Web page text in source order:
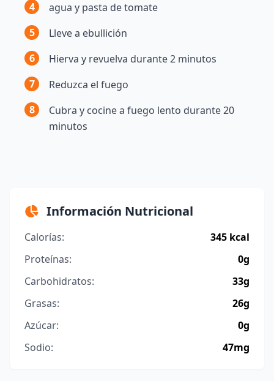
4
agua y pasta de tomate
5
Lleve a ebullición
6
Hierva y revuelva durante 2 minutos
7
Reduzca el fuego
8
Cubra y cocine a fuego lento durante 20
minutos
Información Nutricional
Calorías:
345 kcal
Proteínas:
0g
Carbohidratos:
33g
Grasas:
26g
Azúcar:
0g
Sodio:
47mg